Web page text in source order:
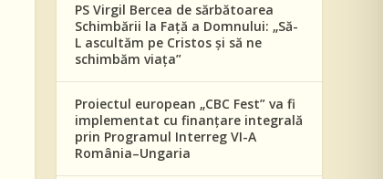
PS Virgil Bercea de sărbătoarea
Schimbării la Față a Domnului: „Să-
L ascultăm pe Cristos și să ne
schimbăm viața”
Proiectul european „CBC Fest” va fi
implementat cu finanțare integrală
prin Programul Interreg VI-A
România–Ungaria